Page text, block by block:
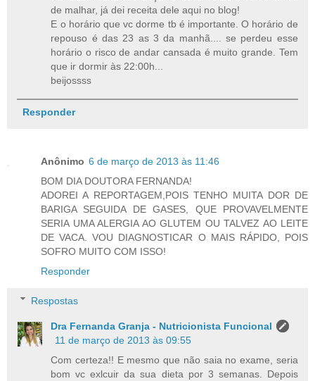
de malhar, já dei receita dele aqui no blog!
E o horário que vc dorme tb é importante. O horário de
repouso é das 23 as 3 da manhã.... se perdeu esse
horário o risco de andar cansada é muito grande. Tem
que ir dormir às 22:00h...
beijossss
Responder
Anônimo 6 de março de 2013 às 11:46
BOM DIA DOUTORA FERNANDA!
ADOREI A REPORTAGEM,POIS TENHO MUITA DOR DE
BARIGA SEGUIDA DE GASES, QUE PROVAVELMENTE
SERIA UMA ALERGIA AO GLUTEM OU TALVEZ AO LEITE
DE VACA. VOU DIAGNOSTICAR O MAIS RÁPIDO, POIS
SOFRO MUITO COM ISSO!
Responder
Respostas
Dra Fernanda Granja - Nutricionista Funcional
11 de março de 2013 às 09:55
Com certeza!! E mesmo que não saia no exame, seria
bom vc exlcuir da sua dieta por 3 semanas. Depois